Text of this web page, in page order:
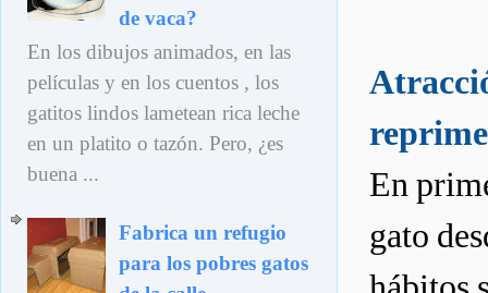
En
gato
de vaca?
En los dibujos animados, en las
películas y en los cuentos , los
gatitos lindos lametean rica leche
en un platito o tazón. Pero, ¿es
buena ...
Fabrica un refugio
para los pobres gatos